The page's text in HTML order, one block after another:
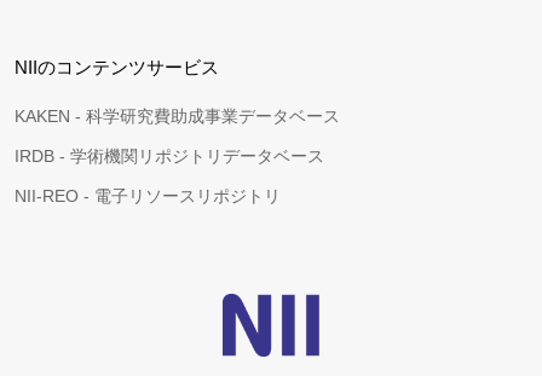
NIIのコンテンツサービス
KAKEN - 科学研究費助成事業データベース
IRDB - 学術機関リポジトリデータベース
NII-REO - 電子リソースリポジトリ